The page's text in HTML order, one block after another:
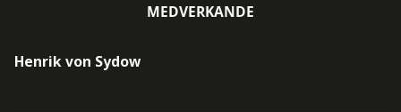
MEDVERKANDE
Henrik von Sydow